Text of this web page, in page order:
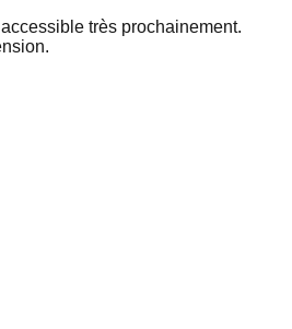
très prochainement.